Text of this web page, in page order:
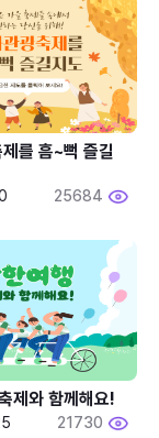
를 흠~뻑 즐길
25684
제와 함께해요!
21730